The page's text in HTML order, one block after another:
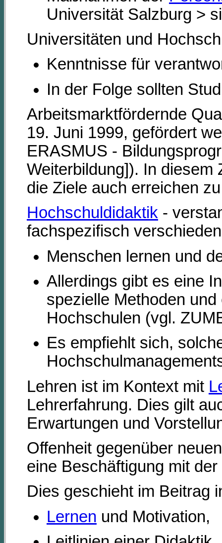
Universität Salzburg >
Universitäten und
Kenntnisse für
In der Folge sollten
Arbeitsmarktfördernde
19. Juni 1999, gefördert
ERASMUS -
Weiterbildung]). In diesem
die Ziele auch erreichen
Hochschuldidaktik -
fachspezifisch
Menschen lernen und
Allerdings gibt es eine
spezielle Methoden
Hochschulen (vgl.
Es empfiehlt sich,
Lehren ist im Kontext mit
Lehrerfahrung. Dies gilt
Erwartungen und
Offenheit gegenüber
eine Beschäftigung mit
Dies geschieht im Beitrag
Lernen und Motivation,